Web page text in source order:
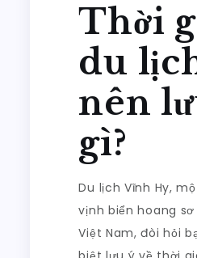
Thời
du
nên
gì?
Du lịch Vĩnh Hy,
vịnh biển hoang
Việt Nam, đòi hỏi